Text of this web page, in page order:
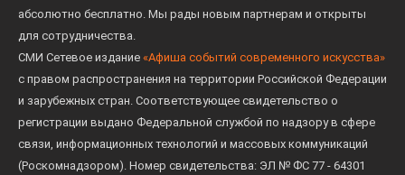
абсолютно бесплатно. Мы рады новым партнерам и открыты
для сотрудничества.
СМИ Сетевое издание «Афиша событий современного искусства»
с правом распространения на территории Российской Федерации
и зарубежных стран. Соответствующее свидетельство о
регистрации выдано Федеральной службой по надзору в сфере
связи, информационных технологий и массовых коммуникаций
(Роскомнадзором). Номер свидетельства: ЭЛ № ФС 77 - 64301